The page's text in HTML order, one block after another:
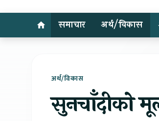
समाचार अर्थ/विकास
अर्थ/विकास
सुनचाँदीको